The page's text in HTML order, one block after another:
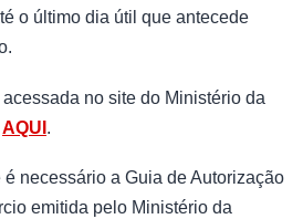
o último dia útil que antecede
no site do Ministério da
AQUI .
é necessário a Guia de Autorização
emitida pelo Ministério da